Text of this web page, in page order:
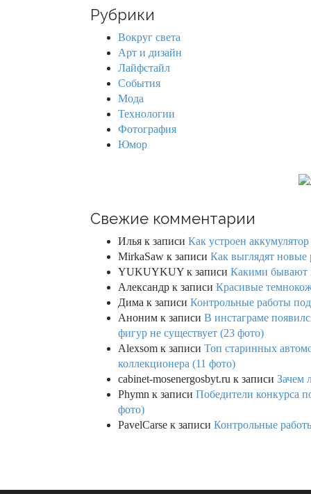
c
Рубрики
Вокруг света
Арт и дизайн
Лайфстайл
События
Мода
Технологии
Фотография
Юмор
Свежие комментарии
Илья к записи Как устроен
MirkaSaw к записи Как выглядят новые
YUKUYKUY к записи Какими бывают
Александр к записи Красивые
Дима к записи Контрольные работы
Аноним к записи В инстаграме
фигур не существует (23 фото)
Alexsom к записи Топ старинных
коллекционера (11 фото)
cabinet-mosenergosbyt.ru к записи Зачем
Phymn к записи Победители конкурса
фото)
PavelCarse к записи Контрольные